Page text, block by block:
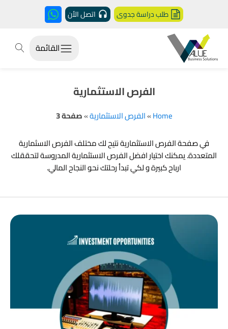
طلب دراسة جدوى اتصل الأن
القائمة
الفرص الاستثمارية
Home
»الفرص الاستثمارية»صفحة 3
في صفحة الفرص الاستثمارية نتيح لك مختلف الفرص الاسثمارية
المتعددة. يمكنك اختيار افضل الفرص الاستثمارية المدروسة لتحققلك
ارباح كبيرة و لكي تبدأ رحلتك نحو النجاح المالي.